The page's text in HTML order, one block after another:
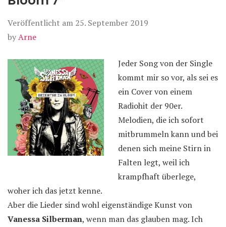
Veröffentlicht am 25. September 2019
byArne
Jeder Song von der Single
kommt mir so vor, als sei es
ein Cover von einem
Radiohit der 90er.
Melodien, die ich sofort
mitbrummeln kann und bei
denen sich meine Stirn in
Falten legt, weil ich
krampfhaft überlege,
woher ich das jetzt kenne.
Aber die Lieder sind wohl eigenständige Kunst von
Vanessa Silberman, wenn man das glauben mag. Ich